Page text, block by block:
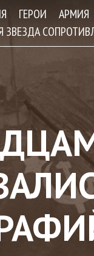
ГЕРОИ
АРМИЯ
ЗВЕЗДА